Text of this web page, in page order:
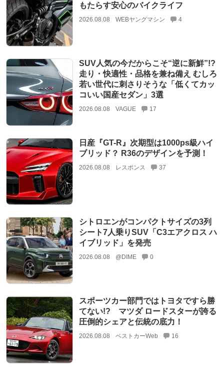
もたらす安心のバイクライフ
2026.08.08 WEBヤングマシン 4
SUV人気の今だからこそ“逆に新鮮”!?
走り・快適性・品格を兼ね備え むしろ
若い世代に刺さりそうな「低くてカッ
コいい国産セダン」3選
2026.08.08 VAGUE 17
日産『GT-R』次期型は1000ps級ハイ
ブリッド？ R36のデザインを予測！
2026.08.08 レスポンス 37
シトロエンがコンパクトサイズの3列
シート7人乗りSUV「C3エアクロス ハ
イブリッド」を発売
2026.08.08 @DIME 0
スポーツカー部門ではトヨタですら勝
てない!? マツダ ロードスターが誇る
圧倒的シェアと伝統の底力！
2026.08.08 ベストカーWeb 16